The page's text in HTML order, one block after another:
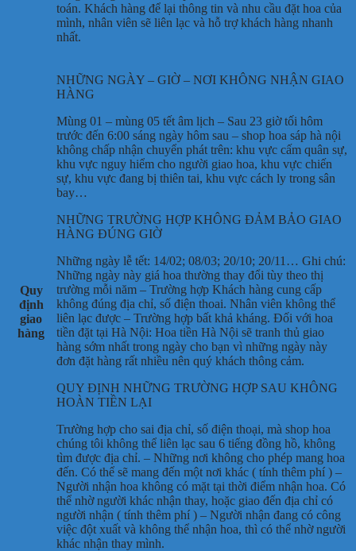
toán. Khách hàng để lại thông tin và nhu cầu đặt hoa của
mình, nhân viên sẽ liên lạc và hỗ trợ khách hàng nhanh
nhất.
Quy
định
giao
hàng
NHỮNG NGÀY – GIỜ – NƠI KHÔNG NHẬN GIAO
HÀNG
Mùng 01 – mùng 05 tết âm lịch – Sau 23 giờ tối hôm
trước đến 6:00 sáng ngày hôm sau – shop hoa sáp hà nội
không chấp nhận chuyển phát trên: khu vực cấm quân sự,
khu vực nguy hiểm cho người giao hoa, khu vực chiến
sự, khu vực đang bị thiên tai, khu vực cách ly trong sân
bay…
NHỮNG TRƯỜNG HỢP KHÔNG ĐẢM BẢO GIAO
HÀNG ĐÚNG GIỜ
Những ngày lễ tết: 14/02; 08/03; 20/10; 20/11… Ghi chú:
Những ngày này giá hoa thường thay đổi tùy theo thị
trường mỗi năm – Trường hợp Khách hàng cung cấp
không đúng địa chỉ, số điện thoai. Nhân viên không thể
liên lạc được – Trường hợp bất khả kháng. Đối với hoa
tiền đặt tại Hà Nội: Hoa tiền Hà Nội sẽ tranh thủ giao
hàng sớm nhất trong ngày cho bạn vì những ngày này
đơn đặt hàng rất nhiều nên quý khách thông cảm.
QUY ĐỊNH NHỮNG TRƯỜNG HỢP SAU KHÔNG
HOÀN TIỀN LẠI
Trường hợp cho sai địa chỉ, số điện thoại, mà shop hoa
chúng tôi không thể liên lạc sau 6 tiếng đồng hồ, không
tìm được địa chỉ. – Những nơi không cho phép mang hoa
đến. Có thể sẽ mang đến một nơi khác ( tính thêm phí ) –
Người nhận hoa không có mặt tại thời điểm nhận hoa. Có
thể nhờ người khác nhận thay, hoặc giao đến địa chỉ có
người nhận ( tính thêm phí ) – Người nhận đang có công
việc đột xuất và không thể nhận hoa, thì có thể nhờ người
khác nhận thay mình.